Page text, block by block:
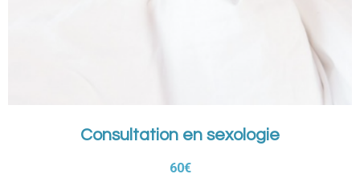
Consultation en sexologie
60€